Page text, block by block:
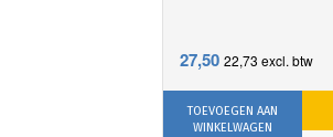
27,50 22,73 excl. btw
TOEVOEGEN AAN
WINKELWAGEN